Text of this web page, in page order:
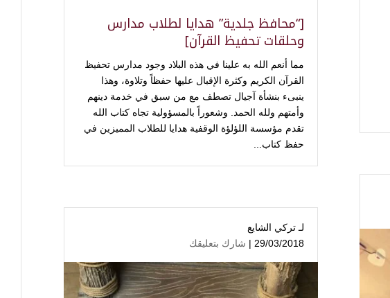
[“محافظ جلدية” هدايا لطلاب مدارس
وحلقات تحفيظ القرآن]
مما أنعم الله به علينا في هذه البلاد وجود مدارس تحفيظ
القرآن الكريم وكثرة الإقبال عليها حفظاً وتلاوة، وهذا
ينبىء بنشأة آجيال تصطف مع من سبق في خدمة دينهم
وأمتهم ولله الحمد. وشعوراً بالمسؤولية تجاه كتاب الله
تقدم مؤسسة اللؤلؤة الوقفية هدايا للطلاب المميزين في
حفظ كتاب...
لـ تركي الشايع
29/03/2018 |
شارك بتعليقك